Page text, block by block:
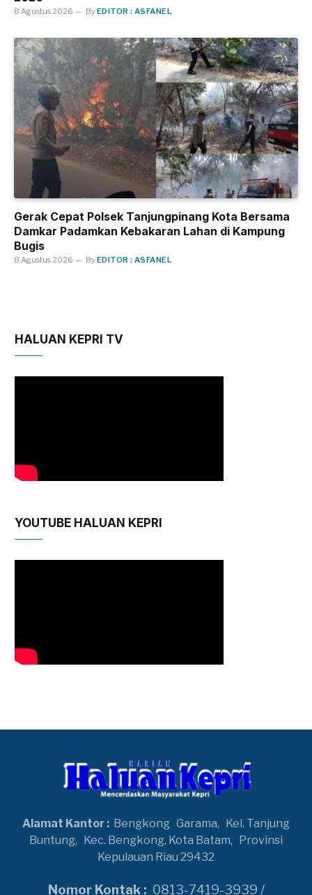
8 Agustus 2026 ByEDITOR : ASFANEL
Gerak Cepat Polsek Tanjungpinang Kota Bersama
Damkar Padamkan Kebakaran Lahan di Kampung
Bugis
8 Agustus 2026 ByEDITOR : ASFANEL
HALUAN KEPRI TV
YOUTUBE HALUAN KEPRI
Alamat Kantor : Bengkong Garama,
Kel. Tanjung
Buntung,
Kec. Bengkong, Kota Batam,
Provinsi
Kepulauan Riau 29432
Nomor Kontak : 0813-7419-3939 /